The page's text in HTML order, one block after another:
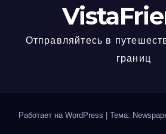
Отправляйтесь в
границ
Работает на WordPress Тема: